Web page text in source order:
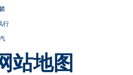
行
站地图